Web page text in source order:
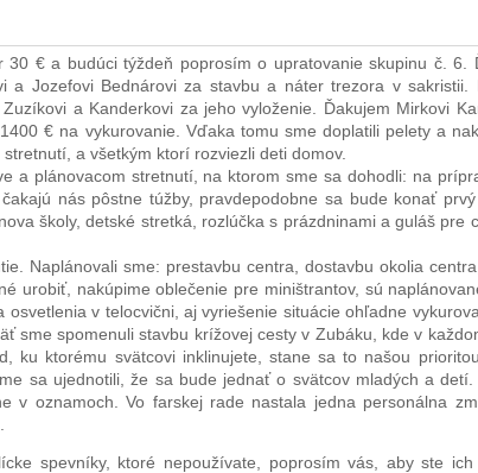
€ a budúci týždeň poprosím o upratovanie skupinu č. 6.
a Jozefovi Bednárovi za stavbu a náter trezora v sakristii.
a Kanderkovi za jeho vyloženie. Ďakujem Mirkovi
€ na vykurovanie. Vďaka tomu sme doplatili pelety a
a všetkým ktorí rozviezli deti domov.
a plánovacom stretnutí, na ktorom sme sa dohodli: na
nás pôstne túžby, pravdepodobne sa bude konať
školy, detské stretká, rozlúčka s prázdninami a guláš pre
Naplánovali sme: prestavbu centra, dostavbu okolia
urobiť, nakúpime oblečenie pre miništrantov, sú
v telocvični, aj vyriešenie situácie ohľadne
sme spomenuli stavbu krížovej cesty v Zubáku, kde v
ku ktorému svätcovi inklinujete, stane sa to našou
sa ujednotili, že sa bude jednať o svätcov mladých a detí.
v oznamoch. Vo farskej rade nastala jedna personálna
spevníky, ktoré nepoužívate, poprosím vás, aby ste